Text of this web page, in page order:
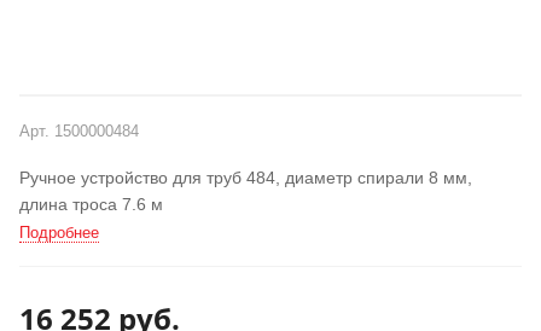
Арт. 1500000484
Ручное устройство для труб 484, диаметр спирали 8 мм,
длина троса 7.6 м
Подробнее
16 252 руб.